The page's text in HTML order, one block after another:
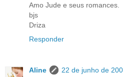
Amo Jude e seus romances.
bjs
Driza
Responder
Aline
22 de junho de